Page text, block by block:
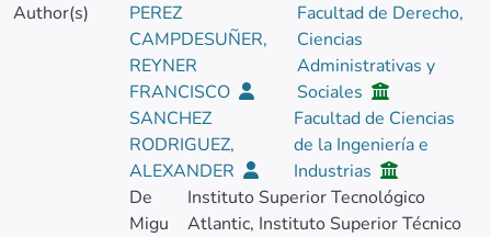
Author(s)
PEREZ
CAMPDESUÑER,
REYNER
FRANCISCO
Facultad de Derecho,
Ciencias
Administrativas y
Sociales
SANCHEZ
RODRIGUEZ,
ALEXANDER
Facultad de Ciencias
de la Ingeniería e
Industrias
De
Migu
Instituto Superior Tecnológico
Atlantic, Instituto Superior Técnico